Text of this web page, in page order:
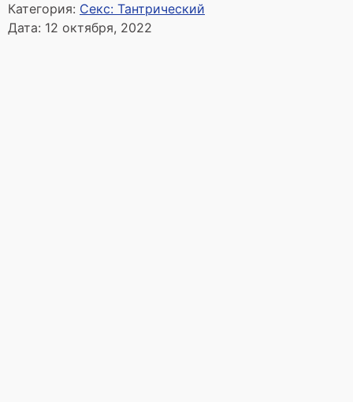
Категория: Секс: Тантрический
Дата: 12 октября, 2022